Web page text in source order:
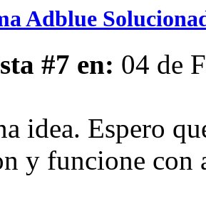
Adblue
#7 en: 04 de
idea. Espero
y funcione con